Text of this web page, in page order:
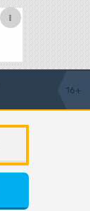
16+